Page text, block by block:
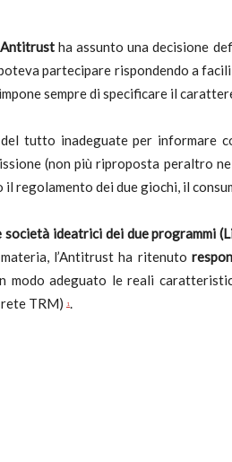
consumatori
Antitrust ha assunto una decisione
partecipare rispondendo a
sempre di specificare il
tutto inadeguate per informare
(non più riproposta peraltro
regolamento dei due giochi, il
ideatrici dei due programmi
l’Antitrust ha ritenuto
modo adeguato le reali
TRM) 1.